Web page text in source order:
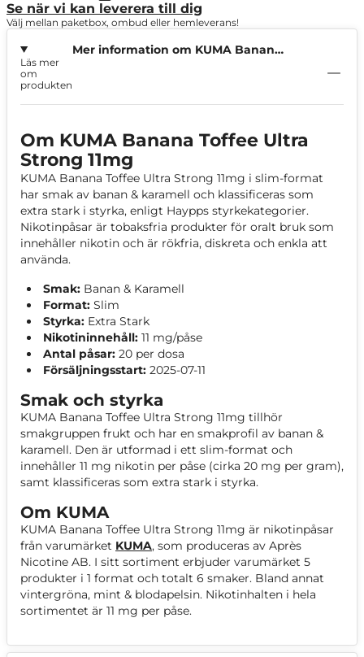
Se när vi kan leverera till dig
Välj mellan paketbox, ombud eller hemleverans!
Mer information om KUMA Banana
Läs mer
om
produkten
Om KUMA Banana Toffee Ultra
Strong 11mg
KUMA Banana Toffee Ultra Strong 11mg i slim-format
har smak av banan & karamell och klassificeras som
extra stark i styrka, enligt Haypps styrkekategorier.
Nikotinpåsar är tobaksfria produkter för oralt bruk som
innehåller nikotin och är rökfria, diskreta och enkla att
använda.
Smak: Banan & Karamell
Format: Slim
Styrka: Extra Stark
Nikotininnehåll: 11 mg/påse
Antal påsar: 20 per dosa
Försäljningsstart: 2025-07-11
Smak och styrka
KUMA Banana Toffee Ultra Strong 11mg tillhör
smakgruppen frukt och har en smakprofil av banan &
karamell. Den är utformad i ett slim-format och
innehåller 11 mg nikotin per påse (cirka 20 mg per gram),
samt klassificeras som extra stark i styrka.
Om KUMA
KUMA Banana Toffee Ultra Strong 11mg är nikotinpåsar
från varumärket KUMA, som produceras av Après
Nicotine AB. I sitt sortiment erbjuder varumärket 5
produkter i 1 format och totalt 6 smaker. Bland annat
vintergröna, mint & blodapelsin. Nikotinhalten i hela
sortimentet är 11 mg per påse.